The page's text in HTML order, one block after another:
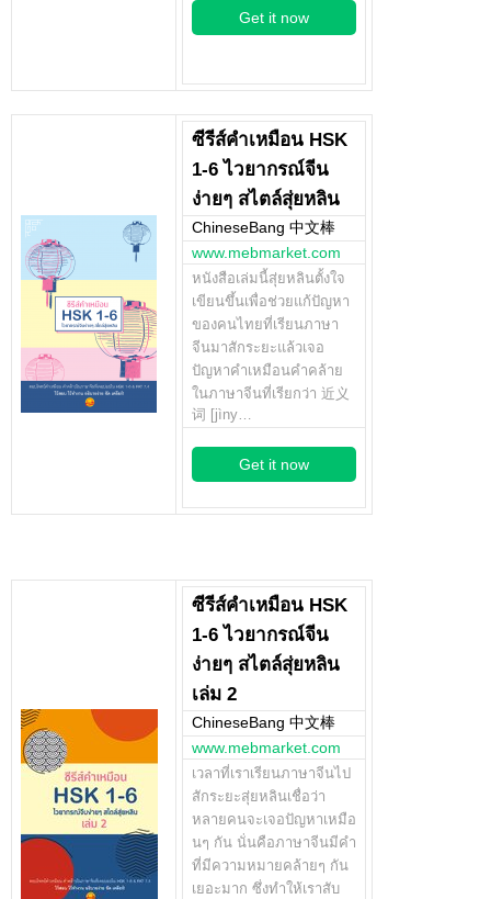
Get it now
ซีรีส์คำเหมือน HSK
1-6 ไวยากรณ์จีน
ง่ายๆ สไตล์สุ่ยหลิน
ChineseBang 中文棒
www.mebmarket.com
หนังสือเล่มนี้สุ่ยหลินตั้งใจ
เขียนขึ้นเพื่อช่วยแก้ปัญหา
ของคนไทยที่เรียนภาษา
จีนมาสักระยะแล้วเจอ
ปัญหาคำเหมือนคำคล้าย
ในภาษาจีนที่เรียกว่า 近义
词 [jìny…
Get it now
ซีรีส์คำเหมือน HSK
1-6 ไวยากรณ์จีน
ง่ายๆ สไตล์สุ่ยหลิน
เล่ม 2
ChineseBang 中文棒
www.mebmarket.com
เวลาที่เราเรียนภาษาจีนไป
สักระยะสุ่ยหลินเชื่อว่า
หลายคนจะเจอปัญหาเหมือ
นๆ กัน นั่นคือภาษาจีนมีคำ
ที่มีความหมายคล้ายๆ กัน
เยอะมาก ซึ่งทำให้เราสับ